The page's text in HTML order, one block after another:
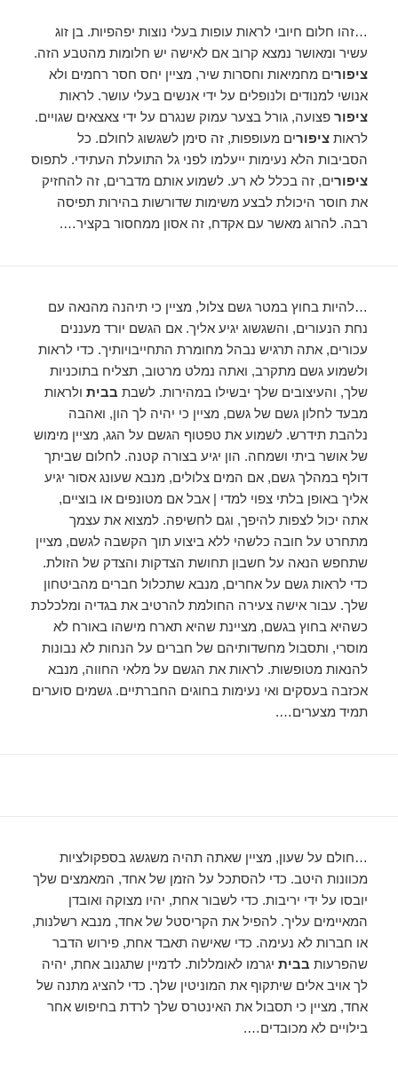
…זהו חלום חיובי לראות עופות בעלי נוצות יפהפיות. בן זוג
עשיר ומאושר נמצא קרוב אם לאישה יש חלומות מהטבע הזה.
ציפורים מחמיאות וחסרות שיר, מציין יחס חסר רחמים ולא
אנושי למנודים ולנופלים על ידי אנשים בעלי עושר. לראות
ציפור פצועה, גורל בצער עמוק שנגרם על ידי צאצאים שגויים.
לראותציפורים מעופפות, זה סימן לשגשוג לחולם. כל
הסביבות הלא נעימות ייעלמו לפני גל התועלת העתידי. לתפוס
ציפורים, זה בכלל לא רע. לשמוע אותם מדברים, זה להחזיק
את חוסר היכולת לבצע משימות שדורשות בהירות תפיסה
רבה. להרוג מאשר עם אקדח, זה אסון ממחסור בקציר….
…להיות בחוץ במטר גשם צלול, מציין כי תיהנה מהנאה עם
נחת הנעורים, והשגשוג יגיע אליך. אם הגשם יורד מעננים
עכורים, אתה תרגיש נבהל מחומרת התחייבויותיך. כדי לראות
ולשמוע גשם מתקרב, ואתה נמלט מרטוב, תצליח בתוכניות
שלך, והעיצובים שלך יבשילו במהירות. לשבת בבית ולראות
מבעד לחלון גשם של גשם, מציין כי יהיה לך הון, ואהבה
נלהבת תידרש. לשמוע את טפטוף הגשם על הגג, מציין מימוש
של אושר ביתי ושמחה. הון יגיע בצורה קטנה. לחלום שביתך
דולף במהלך גשם, אם המים צלולים, מנבא שעונג אסור יגיע
אליך באופן בלתי צפוי למדי | אבל אם מטונפים או בוציים,
אתה יכול לצפות להיפך, וגם לחשיפה. למצוא את עצמך
מתחרט על חובה כלשהי ללא ביצוע תוך הקשבה לגשם, מציין
שתחפש הנאה על חשבון תחושת הצדקות והצדק של הזולת.
כדי לראות גשם על אחרים, מנבא שתכלול חברים מהביטחון
שלך. עבור אישה צעירה החולמת להרטיב את בגדיה ומלכלכת
כשהיא בחוץ בגשם, מציינת שהיא תארח מישהו באורח לא
מוסרי, ותסבול מחשדותיהם של חברים על הנחות לא נבונות
להנאות מטופשות. לראות את הגשם על מלאי החווה, מנבא
אכזבה בעסקים ואי נעימות בחוגים החברתיים. גשמים סוערים
תמיד מצערים….
…חולם על שעון, מציין שאתה תהיה משגשג בספקולציות
מכוונות היטב. כדי להסתכל על הזמן של אחד, המאמצים שלך
יובסו על ידי יריבות. כדי לשבור אחת, יהיו מצוקה ואובדן
המאיימים עליך. להפיל את הקריסטל של אחד, מנבא רשלנות,
או חברות לא נעימה. כדי שאישה תאבד אחת, פירוש הדבר
שהפרעות בבית יגרמו לאומללות. לדמיין שתגנוב אחת, יהיה
לך אויב אלים שיתקוף את המוניטין שלך. כדי להציג מתנה של
אחד, מציין כי תסבול את האינטרס שלך לרדת בחיפוש אחר
בילויים לא מכובדים….